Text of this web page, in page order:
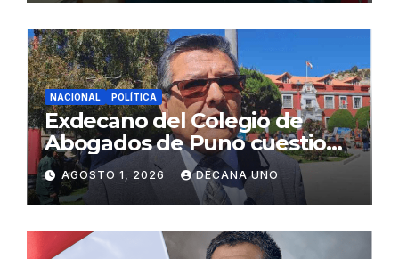
NACIONAL POLÍTICA
Exdecano del Colegio de
Abogados de Puno cuestiona
propuestas sobre seguridad
ciudadana
AGOSTO 1, 2026 DECANA UNO